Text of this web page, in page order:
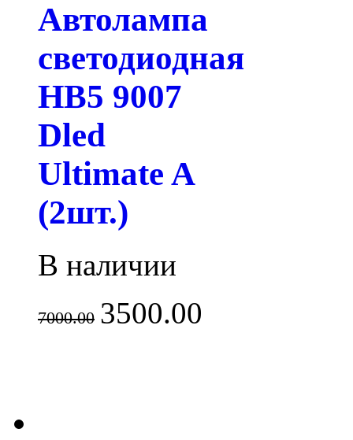
Автолампа
светодиодная
HB5 9007
Dled
Ultimate A
(2шт.)
В наличии
7000.00 3500.00